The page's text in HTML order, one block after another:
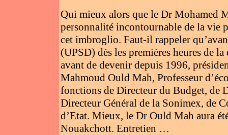
Qui mieux alors que le Dr Mohamed
personnalité incontournable de la vie
cet imbroglio. Faut-il rappeler
(UPSD) dès les premières heures de
avant de devenir depuis 1996,
Mahmoud Ould Mah, Professeur
fonctions de Directeur du Budget, de
Directeur Général de la Sonimex, de
d’Etat. Mieux, le Dr Ould Mah aura
Nouakchott. Entretien …